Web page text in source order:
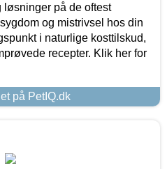
løsninger på de oftest
og mistrivsel hos din
i naturlige kosttilskud,
recepter. Klik her for
på PetIQ.dk